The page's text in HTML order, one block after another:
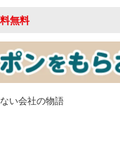
無料
い会社の物語